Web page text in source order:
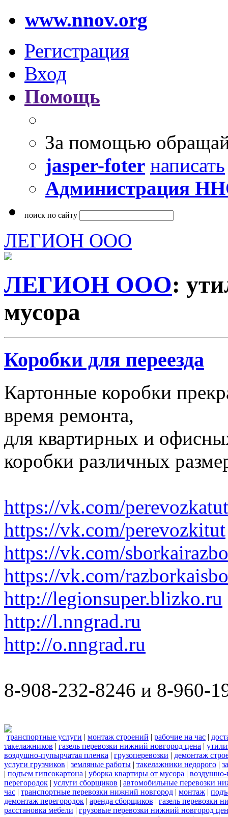
www.nnov.org
Регистрация
Вход
Помощь
За помощью
jasper-foter написать
Администрация
поиск по сайту
ЛЕГИОН ООО
ЛЕГИОН ООО:
мусора
Коробки для переезда
Картонные коробки
время ремонта,
для квартирных и
коробки различных
https://vk.com/perevozkatut
https://vk.com/perevozkitut
https://vk.com/
https://vk.com/
http://legionsuper.blizko.ru
http://l.nngrad.ru
http://o.nngrad.ru
8-908-232-8246 и 8-960-
транспортные услуги | монтаж строений | рабочие на час |
такелажников | газель перевозки нижний новгород цена |
воздушно-пупырчатая пленка | грузоперевозки | демонтаж
услуги грузчиков | земляные работы | такелажники недорого |
| подъем гипсокартона | уборка квартиры от мусора | воздушно-
перегородок | услуги сборщиков | автомобильные перевозки
час | транспортные перевозки нижний новгород | монтаж |
демонтаж перегородок | аренда сборщиков | газель перевозки
расстановка мебели | грузовые перевозки нижний новгород